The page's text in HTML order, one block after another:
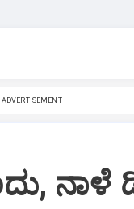
ADVERTISEMENT